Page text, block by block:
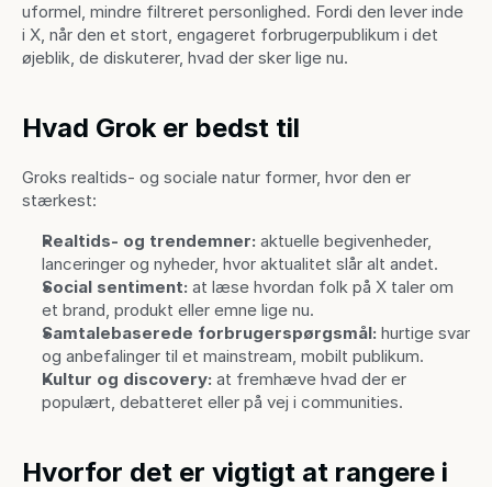
uformel, mindre filtreret personlighed. Fordi den lever inde
i X, når den et stort, engageret forbrugerpublikum i det
øjeblik, de diskuterer, hvad der sker lige nu.
Hvad Grok er bedst til
Groks realtids- og sociale natur former, hvor den er
stærkest:
Realtids- og trendemner: aktuelle begivenheder,
lanceringer og nyheder, hvor aktualitet slår alt andet.
Social sentiment: at læse hvordan folk på X taler om
et brand, produkt eller emne lige nu.
Samtalebaserede forbrugerspørgsmål: hurtige svar
og anbefalinger til et mainstream, mobilt publikum.
Kultur og discovery: at fremhæve hvad der er
populært, debatteret eller på vej i communities.
Hvorfor det er vigtigt at rangere i